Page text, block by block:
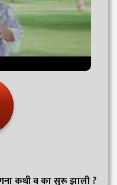
कधी व का सुरू झाली ?